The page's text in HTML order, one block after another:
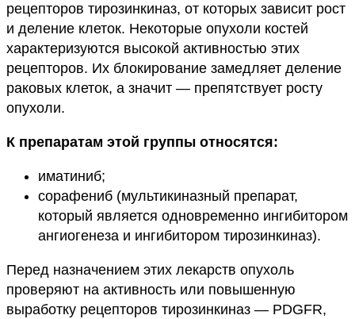
рецепторов тирозинкиназ, от которых зависит рост
и деление клеток. Некоторые опухоли костей
характеризуются высокой активностью этих
рецепторов. Их блокирование замедляет деление
раковых клеток, а значит — препятствует росту
опухоли.
К препаратам этой группы относятся:
иматиниб;
сорафениб (мультикиназный препарат,
который является одновременно ингибитором
ангиогенеза и ингибитором тирозинкиназ).
Перед назначением этих лекарств опухоль
проверяют на активность или повышенную
выработку рецепторов тирозинкиназ — PDGFR,